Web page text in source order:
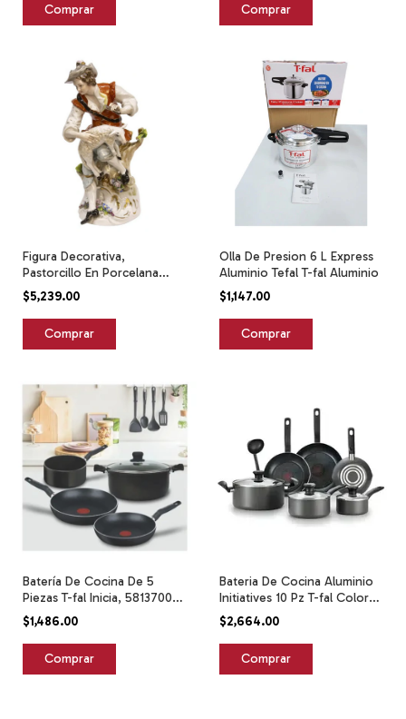
Figura Decorativa,
Pastorcillo En Porcelana
Pintada A Mano Blanco
$5,239.00
Olla De Presion 6 L Express
Aluminio Tefal T-fal Aluminio
$1,147.00
Batería De Cocina De 5
Piezas T-fal Inicia, 5813700
Negro
$1,486.00
Bateria De Cocina Aluminio
Initiatives 10 Pz T-fal Color
Negro
$2,664.00